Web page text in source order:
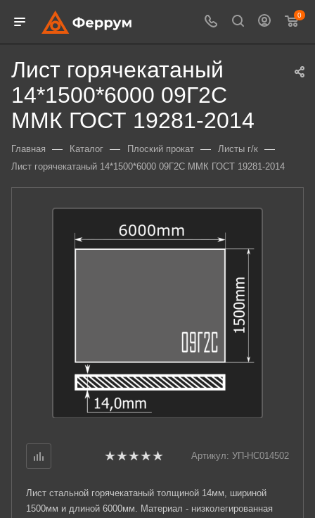
0
Лист горячекатаный
14*1500*6000 09Г2С
ММК ГОСТ 19281-2014
Главная — Каталог — Плоский прокат — Листы г/к —
Лист горячекатаный 14*1500*6000 09Г2С ММК ГОСТ 19281-2014
Артикул: УП-НС014502
Лист стальной горячекатаный толщиной 14мм, шириной
1500мм и длиной 6000мм. Материал - низколегированная